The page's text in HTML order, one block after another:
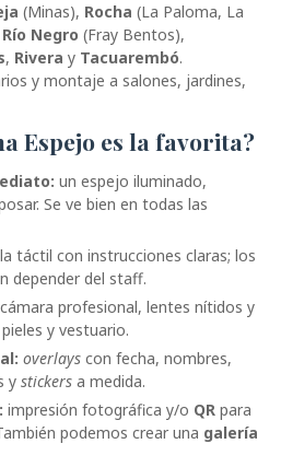
(Minas), Rocha (La Paloma, La
Río Negro (Fray Bentos),
, Rivera y Tacuarembó.
y montaje a salones, jardines,
Espejo es la favorita?
un espejo iluminado,
Se ve bien en todas las
táctil con instrucciones claras; los
depender del staff.
cámara profesional, lentes nítidos y
y vestuario.
overlays con fecha, nombres,
y stickers a medida.
impresión fotográfica y/o QR para
podemos crear una galería